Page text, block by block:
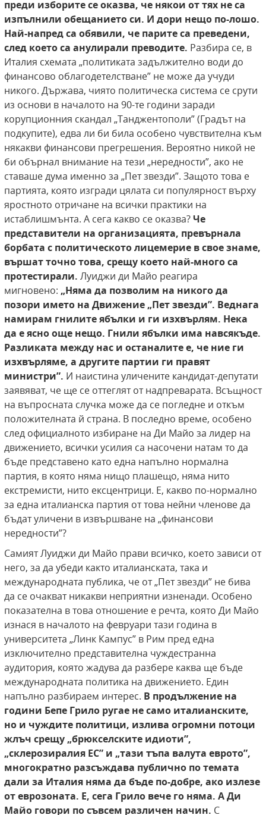
преди изборите се оказва, че някои от тях не са
изпълнили обещанието си. И дори нещо по-лошо.
Най-напред са обявили, че парите са преведени,
след което са анулирали преводите. Разбира се, в
Италия схемата „политиката задължително води до
финансово облагодетелстване” не може да учуди
никого. Държава, чиято политическа система се срути
из основи в началото на 90-те години заради
корупционния скандал „Танджентополи” (Градът на
подкупите), едва ли би била особено чувствителна към
някакви финансови прегрешения. Вероятно никой не
би обърнал внимание на тези „нередности”, ако не
ставаше дума именно за „Пет звезди”. Защото това е
партията, която изгради цялата си популярност върху
яростното отричане на всички практики на
истаблишмънта. А сега какво се оказва?Че
представители на организацията, превърнала
борбата с политическотолицемерие в свое знаме,
вършат точно това, срещу което най-много са
протестирали. Луиджи ди Майо реагира
мигновено: „Няма да позволим на никого да
позори името на Движение „Петзвезди”. Веднага
намирам гнилите ябълки и ги изхвърлям. Нека
да е ясно още нещо. Гнили ябълки има навсякъде.
Разликата между нас и останалите е, че ние ги
изхвърляме, а другите партии ги правят
министри”. И наистина уличените кандидат-депутати
заявяват, че ще се оттеглят от надпреварата. Всъщност
на въпросната случка може да се погледне и откъм
положителната й страна. В последно време, особено
след официалното избиране на Ди Майо за лидер на
движението, всички усилия са насочени натам то да
бъде представено като една напълно нормална
партия, в която няма нищо плашещо, няма нито
екстремисти, нито ексцентрици. Е, какво по-нормално
за една италианска партия от това нейни членове да
бъдат уличени в извършване на „финансови
нередности”?
Самият Луиджи ди Майо прави всичко, което зависи от
него, за да убеди както италианската, така и
международната публика, че от „Пет звезди” не бива
да се очакват никакви неприятни изненади. Особено
показателна в това отношение е речта, която Ди Майо
изнася в началото на февруари тази година в
университета „Линк Кампус” в Рим пред една
изключително представителна чуждестранна
аудитория, която жадува да разбере каква ще бъде
международната политика на движението. Един
напълно разбираем интерес. В продължение на
години Бепе Грило ругае не само италианските,
но и чуждите политици, излива огромни потоци
жлъч срещу „брюкселските идиоти”,
„склерозиралия ЕС” и „тази тъпа валута еврото”,
многократно разсъждава публично по темата
дали за Италия няма да бъде по-добре, ако излезе
от еврозоната. Е, сега Грило вече го няма. А Ди
Майо говори посъвсем различен начин. С